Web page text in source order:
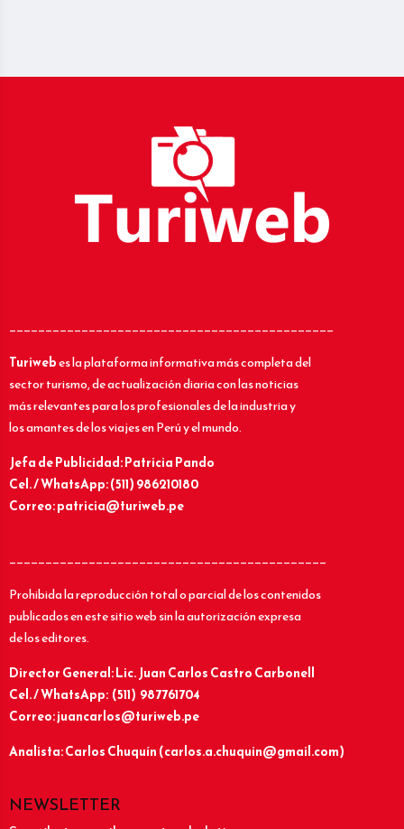
_____________________________________________
Turiwebes la plataforma informativa más completa del
sector turismo, de actualización diaria con las noticias
más relevantes para los profesionales de la industria y
los amantes de los viajes en Perú y el mundo.
Jefa de Publicidad: Patricia Pando
Cel. / WhatsApp: (511) 986210180
Correo: patricia@turiweb.pe
____________________________________________
Prohibida la reproducción total o parcial de los contenidos
publicados en este sitio web sin la autorización expresa
de los editores.
Director General: Lic.Juan Carlos Castro Carbonell
Cel. / WhatsApp: (511) 987761704
Correo: juancarlos@turiweb.pe
Analista: Carlos Chuquín (carlos.a.chuquin@gmail.com)
NEWSLETTER